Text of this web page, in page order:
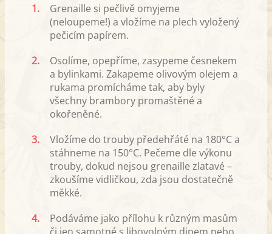
1.
Grenaille si pečlivě omyjeme
(neloupeme!) a vložíme na plech vyložený
pečicím papírem.
2.
Osolíme, opepříme, zasypeme česnekem
a bylinkami. Zakapeme olivovým olejem a
rukama promícháme tak, aby byly
všechny brambory promaštěné a
okořeněné.
3.
Vložíme do trouby předehřáté na 180°C a
stáhneme na 150°C. Pečeme dle výkonu
trouby, dokud nejsou grenaille zlatavé –
zkoušíme vidličkou, zda jsou dostatečně
měkké.
4.
Podáváme jako přílohu k různým masům